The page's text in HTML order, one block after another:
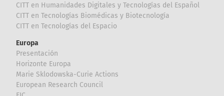
CITT en Humanidades Digitales y Tecnologías del Español
CITT en Tecnologías Biomédicas y Biotecnología
CITT en Tecnologías del Espacio
Europa
Presentación
Horizonte Europa
Marie Sklodowska-Curie Actions
European Research Council